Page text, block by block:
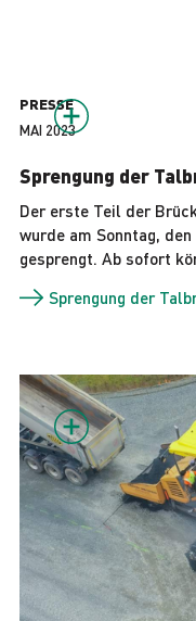
PRESSE
MAI 2023
Sprengung der
Der erste Teil der
wurde am Sonntag,
gesprengt. Ab sofort
Sprengung der